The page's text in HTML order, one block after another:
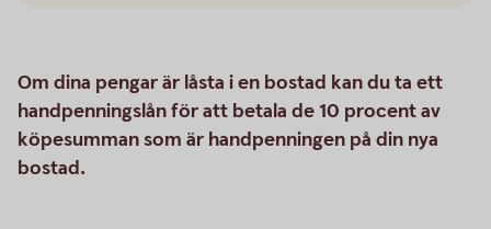
Om dina pengar är låsta i en bostad kan du ta ett
handpenningslån för att betala de 10 procent av
köpesumman som är handpenningen på din nya
bostad.